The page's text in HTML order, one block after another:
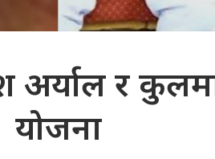
अर्याल र
योजना